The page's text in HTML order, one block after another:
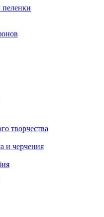
пеленки
творчества
и черчения